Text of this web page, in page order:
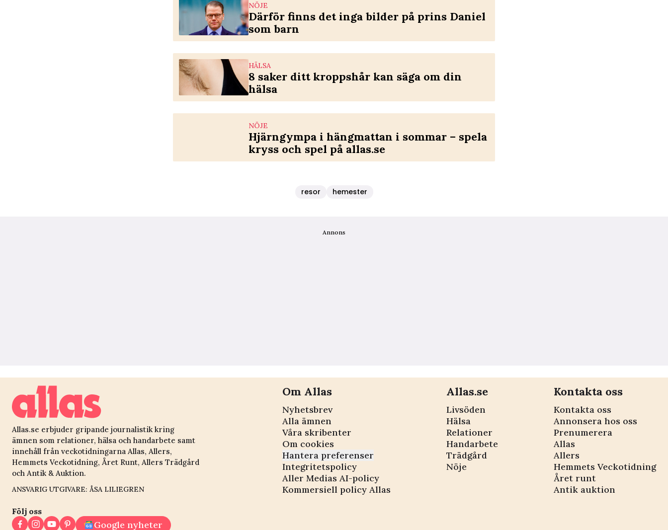
NÖJE
Därför finns det inga bilder på prins Daniel
som barn
HÄLSA
8 saker ditt kroppshår kan säga om din
hälsa
NÖJE
Hjärngympa i hängmattan i sommar – spela
kryss och spel på allas.se
resor hemester
Annons
Allas.se erbjuder gripande journalistik kring
ämnen som relationer, hälsa och handarbete samt
innehåll från veckotidningarna Allas, Allers,
Hemmets Veckotidning, Året Runt, Allers Trädgård
och Antik & Auktion.
ANSVARIG UTGIVARE: ÅSA LILIEGREN
Följ oss
Google nyheter
Om Allas
Nyhetsbrev
Alla ämnen
Våra skribenter
Om cookies
Hantera preferenser
Integritetspolicy
Aller Medias AI-policy
Kommersiell policy Allas
Allas.se
Livsöden
Hälsa
Relationer
Handarbete
Trädgård
Nöje
Kontakta oss
Kontakta oss
Annonsera hos oss
Prenumerera
Allas
Allers
Hemmets Veckotidning
Året runt
Antik auktion